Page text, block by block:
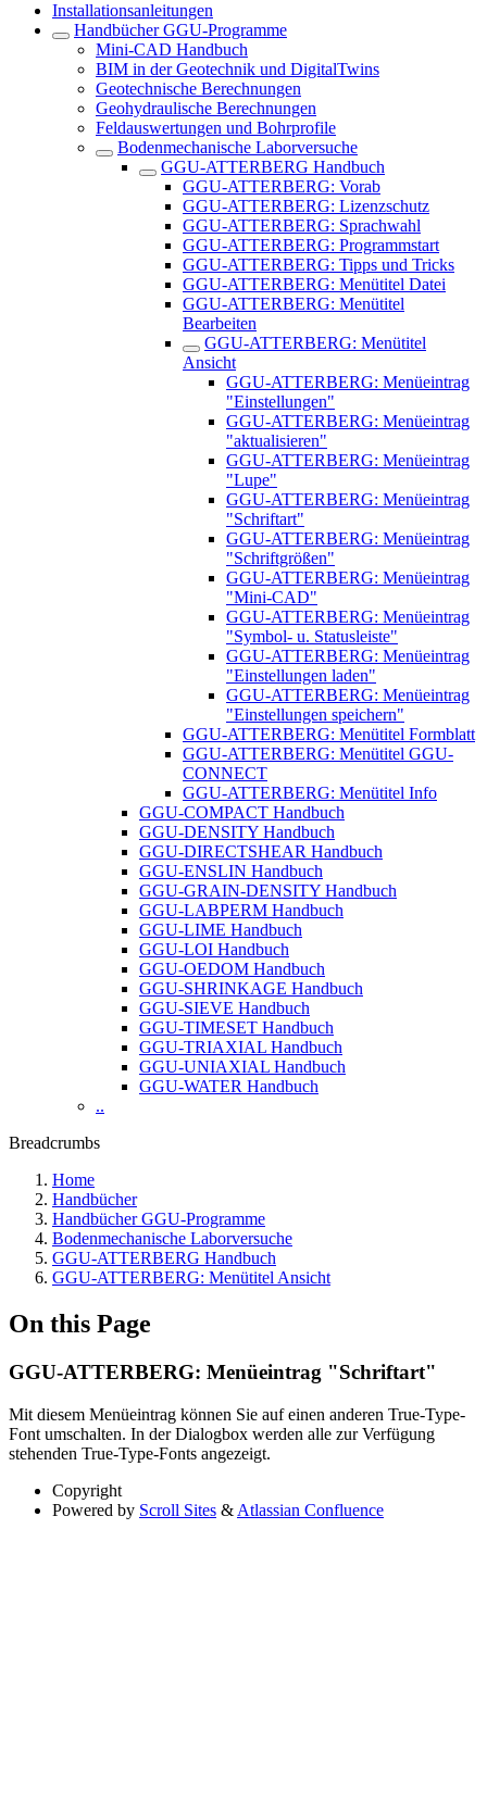
Installationsanleitungen
Handbücher GGU-Programme
Mini-CAD Handbuch
BIM in der Geotechnik und DigitalTwins
Geotechnische Berechnungen
Geohydraulische Berechnungen
Feldauswertungen und Bohrprofile
Bodenmechanische Laborversuche
GGU-ATTERBERG Handbuch
GGU-ATTERBERG: Vorab
GGU-ATTERBERG: Lizenzschutz
GGU-ATTERBERG: Sprachwahl
GGU-ATTERBERG: Programmstart
GGU-ATTERBERG: Tipps und Tricks
GGU-ATTERBERG: Menütitel Datei
GGU-ATTERBERG: Menütitel
Bearbeiten
GGU-ATTERBERG: Menütitel
Ansicht
GGU-ATTERBERG: Menüeintrag
"Einstellungen"
GGU-ATTERBERG: Menüeintrag
"aktualisieren"
GGU-ATTERBERG: Menüeintrag
"Lupe"
GGU-ATTERBERG: Menüeintrag
"Schriftart"
GGU-ATTERBERG: Menüeintrag
"Schriftgrößen"
GGU-ATTERBERG: Menüeintrag
"Mini-CAD"
GGU-ATTERBERG: Menüeintrag
"Symbol- u. Statusleiste"
GGU-ATTERBERG: Menüeintrag
"Einstellungen laden"
GGU-ATTERBERG: Menüeintrag
"Einstellungen speichern"
GGU-ATTERBERG: Menütitel Formblatt
GGU-ATTERBERG: Menütitel GGU-
CONNECT
GGU-ATTERBERG: Menütitel Info
GGU-COMPACT Handbuch
GGU-DENSITY Handbuch
GGU-DIRECTSHEAR Handbuch
GGU-ENSLIN Handbuch
GGU-GRAIN-DENSITY Handbuch
GGU-LABPERM Handbuch
GGU-LIME Handbuch
GGU-LOI Handbuch
GGU-OEDOM Handbuch
GGU-SHRINKAGE Handbuch
GGU-SIEVE Handbuch
GGU-TIMESET Handbuch
GGU-TRIAXIAL Handbuch
GGU-UNIAXIAL Handbuch
GGU-WATER Handbuch
..
Breadcrumbs
Home
Handbücher
Handbücher GGU-Programme
Bodenmechanische Laborversuche
GGU-ATTERBERG Handbuch
GGU-ATTERBERG: Menütitel Ansicht
On this Page
GGU-ATTERBERG: Menüeintrag "Schriftart"
Mit diesem Menüeintrag können Sie auf einen anderen True-Type-
Font umschalten. In der Dialogbox werden alle zur Verfügung
stehenden True-Type-Fonts angezeigt.
Copyright
Powered by Scroll Sites & Atlassian Confluence